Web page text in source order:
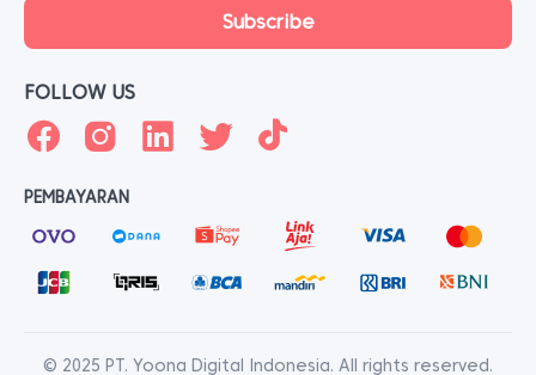
FOLLOW US
PEMBAYARAN
© 2025 PT. Yoona Digital Indonesia. All rights reserved.